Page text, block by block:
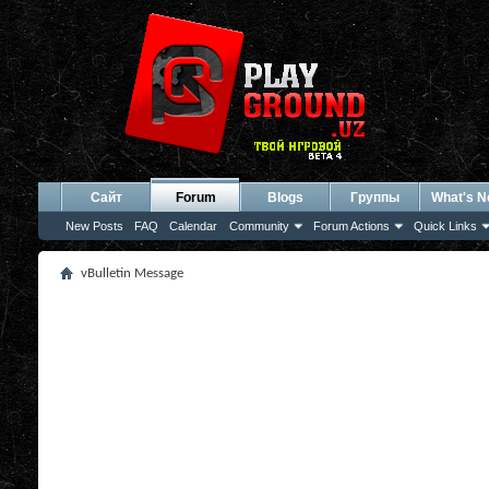
Сайт Forum
New Posts FAQ Calendar Community Forum Actions Quick Links
Blogs Группы What's
vBulletin Message